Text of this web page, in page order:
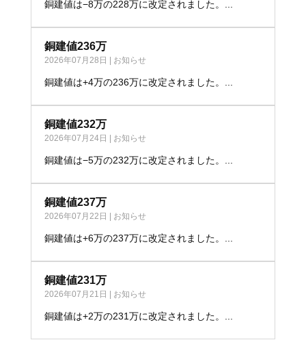
銅建値は−8万の228万に改定されました。...
銅建値236万
2026年07月28日 | お知らせ
銅建値は+4万の236万に改定されました。...
銅建値232万
2026年07月24日 | お知らせ
銅建値は−5万の232万に改定されました。...
銅建値237万
2026年07月22日 | お知らせ
銅建値は+6万の237万に改定されました。...
銅建値231万
2026年07月21日 | お知らせ
銅建値は+2万の231万に改定されました。...